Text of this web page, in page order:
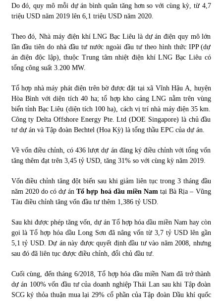
Phân tích giá tiền điện tử sau ngày thị trường lập kỷ lục
09/11/2021
Chứng khoán ngày 12/10/2021: Top 10 cổ phiếu nổi bật
13/10/2021
Top 10 xe bán chạy nhất tháng 9/2021
13/10/2021
Do đó, quy mô mỗi dự án bình quân tăng hơn so với cùng kỳ, từ 4,7
triệu USD năm 2019 lên 6,1 triệu USD năm 2020.
Theo đó, Nhà máy điện khí LNG Bạc Liêu là dự án điện quy mô lớn
lần đầu tiên do nhà đầu tư nước ngoài đầu tư theo hình thức IPP (dự
án điện độc lập), thuộc Trung tâm nhiệt điện khí LNG Bạc Liêu có
tổng công suất 3.200 MW.
Tổ hợp nhà máy phát điện trên bờ được đặt tại xã Vĩnh Hậu A, huyện
Hòa Bình với diện tích 40 ha; tổ hợp kho cảng LNG nằm trên vùng
biển tỉnh Bạc Liêu (diện tích 100 ha), cách vị trí nhà máy điện 35 km.
Công ty Delta Offshore Energy Pte. Ltd (DOE Singapore) là chủ đầu
tư dự án và Tập đoàn Bechtel (Hoa Kỳ) là tổng thầu EPC của dự án.
Về vốn điều chỉnh, có 436 lượt dự án đăng ký điều chỉnh với tổng vốn
tăng thêm đạt trên 3,45 tỷ USD, tăng 31% so với cùng kỳ năm 2019.
Vốn điều chỉnh tăng đột biến sau khi giảm liên tục trong 3 tháng đầu
năm 2020 do có dự ánTổ hợp hoá dầu miền Namtại Bà Rịa – Vũng
Tàu điều chỉnh tăng vốn đầu tư thêm 1,386 tỷ USD.
Sau khi được phép tăng vốn, dự án Tổ hợp hóa dầu miền Nam hay còn
gọi là Tổ hợp hóa dầu Long Sơn đã nâng vốn từ 3,7 tỷ USD lên gần
5,1 tỷ USD. Dự án này được quyết định đầu tư vào năm 2008, nhưng
sau đó đã liên tục được điều chỉnh, đổi chủ đầu tư.
Cuối cùng, đến tháng 6/2018, Tổ hợp hóa dầu miền Nam đã trở thành
dự án 100% vốn đầu tư của doanh nghiệp Thái Lan sau khi Tập đoàn
SCG ký thỏa thuận mua lại 29% cổ phần của Tập đoàn Dầu khí quốc